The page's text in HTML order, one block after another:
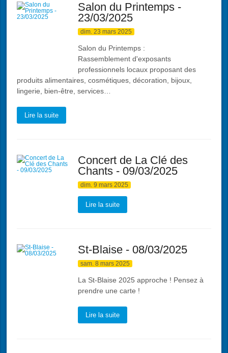
Salon du Printemps -
23/03/2025
dim. 23 mars 2025
Salon du Printemps :
Rassemblement d'exposants
professionnels locaux proposant des
produits alimentaires, cosmétiques, décoration, bijoux,
lingerie, bien-être, services…
Lire la suite
Concert de La Clé des
Chants - 09/03/2025
dim. 9 mars 2025
Lire la suite
St-Blaise - 08/03/2025
sam. 8 mars 2025
La St-Blaise 2025 approche ! Pensez à
prendre une carte !
Lire la suite